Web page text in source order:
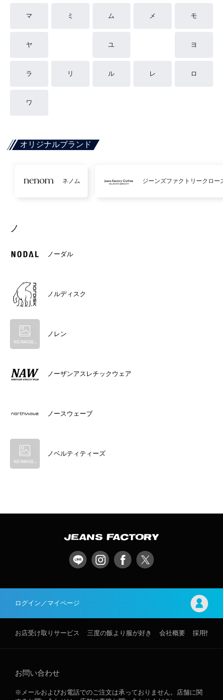
マ ミ ム メ モ
ヤ ユ ヨ
ラ リ ル レ ロ
ワ
オリジナルブランド
ネノム ジーンズファクトリークロー
ノ
ノーダル
ノルディスク
ノレン
ノーザンアスレチックウェア
ノースウェーブ
ノベルティティーズ
ログイン／マイページ
お店受け取りサービス 三度の飯より服が好き 会社概要 採用情報
お問い合わせ
※メールおよびお電話でのご注文は承っておりません。店舗に関